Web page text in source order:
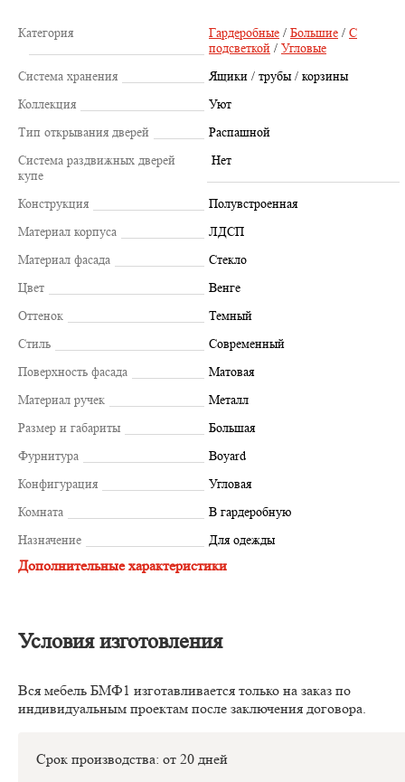
Категория Гардеробные / Большие / С
подсветкой / Угловые
Система хранения
Ящики / трубы / корзины
Коллекция
Уют
Тип открывания дверей
Распашной
Система раздвижных дверей
купе
Нет
Конструкция
Полувстроенная
Материал корпуса
ЛДСП
Материал фасада
Стекло
Цвет
Венге
Оттенок
Темный
Стиль
Современный
Поверхность фасада
Матовая
Материал ручек
Металл
Размер и габариты
Большая
Фурнитура
Boyard
Конфигурация
Угловая
Комната
В гардеробную
Назначение
Для одежды
Дополнительные характеристики
Условия изготовления
Вся мебель БМФ1 изготавливается только на заказ по
индивидуальным проектам после заключения договора.
Срок производства: от 20 дней